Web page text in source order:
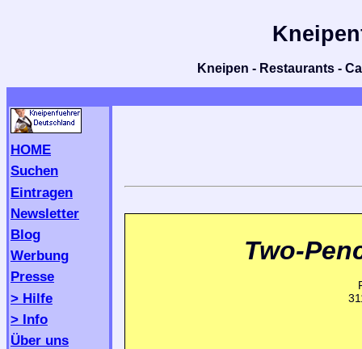
Kneipen - Restaurants -
HOME
Suchen
Eintragen
Newsletter
Blog
Werbung
Presse
> Hilfe
> Info
Über uns
Two-